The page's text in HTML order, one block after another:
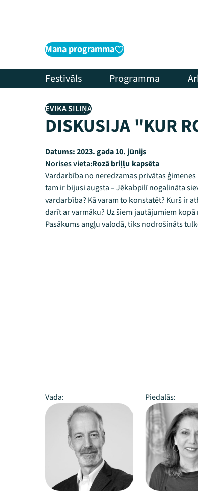
Mana programma
Festivāls Programma
EVIKA SILIŅA
DISKUSIJA "KUR
Datums:2023. gada 10. jūnijs
Norises vieta:Rozā briļļu kapsēta
Vardarbība no neredzamas privātas
tam ir bijusi augsta – Jēkabpilī nogalināta
vardarbība? Kā varam to konstatēt? Kurš ir
darīt ar varmāku? Uz šiem jautājumiem
Pasākums angļu valodā, tiks nodrošināts
Vada:
Piedalās: